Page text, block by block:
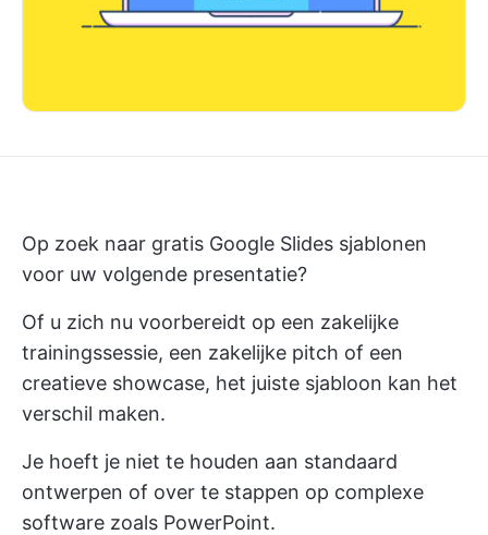
Op zoek naar gratis Google Slides sjablonen
voor uw volgende presentatie?
Of u zich nu voorbereidt op een zakelijke
trainingssessie, een zakelijke pitch of een
creatieve showcase, het juiste sjabloon kan het
verschil maken.
Je hoeft je niet te houden aan standaard
ontwerpen of over te stappen op complexe
software zoals PowerPoint.